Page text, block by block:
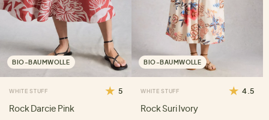
BIO-BAUMWOLLE
WHITE STUFF 5
Rock Darcie Pink
BIO-BAUMWOLLE
WHITE STUFF 4.5
Rock Suri Ivory